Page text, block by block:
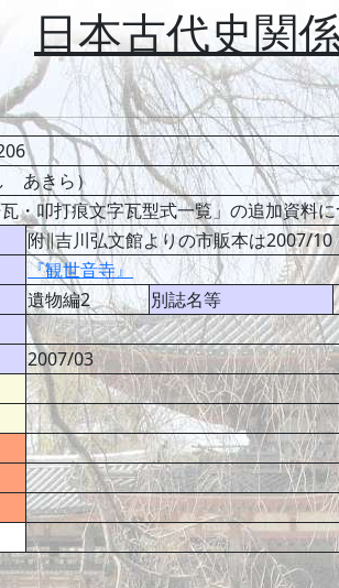
日本古代史関
あきら）
・叩打痕文字瓦型式一覧」の追加資料
附∥吉川弘文館よりの市販本は2007/10
『観世音寺』
遺物編2
別誌名等
2007/03